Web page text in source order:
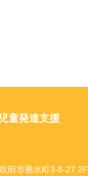
童発達支援
田市垂水町3-8-27 2F